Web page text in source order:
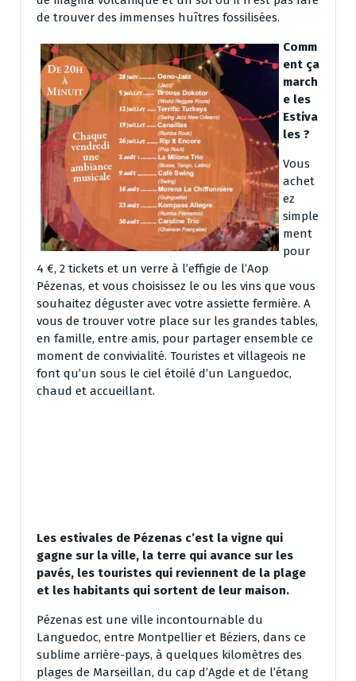
de trouver des immenses huîtres fossilisées.
Comm
ent ça
march
e les
Estiva
les ?
Vous
achet
ez
simple
ment
pour
4 €, 2 tickets et un verre à l’effigie de l’Aop
Pézenas, et vous choisissez le ou les vins que vous
souhaitez déguster avec votre assiette fermière. A
vous de trouver votre place sur les grandes tables,
en famille, entre amis, pour partager ensemble ce
moment de convivialité. Touristes et villageois ne
font qu’un sous le ciel étoilé d’un Languedoc,
chaud et accueillant.
Les estivales de Pézenas c’est la vigne qui
gagne sur la ville, la terre qui avance sur les
pavés, les touristes qui reviennent de la plage
et les habitants qui sortent de leur maison.
Pézenas est une ville incontournable du
Languedoc, entre Montpellier et Béziers, dans ce
sublime arrière-pays, à quelques kilomètres des
plages de Marseillan, du cap d’Agde et de l’étang